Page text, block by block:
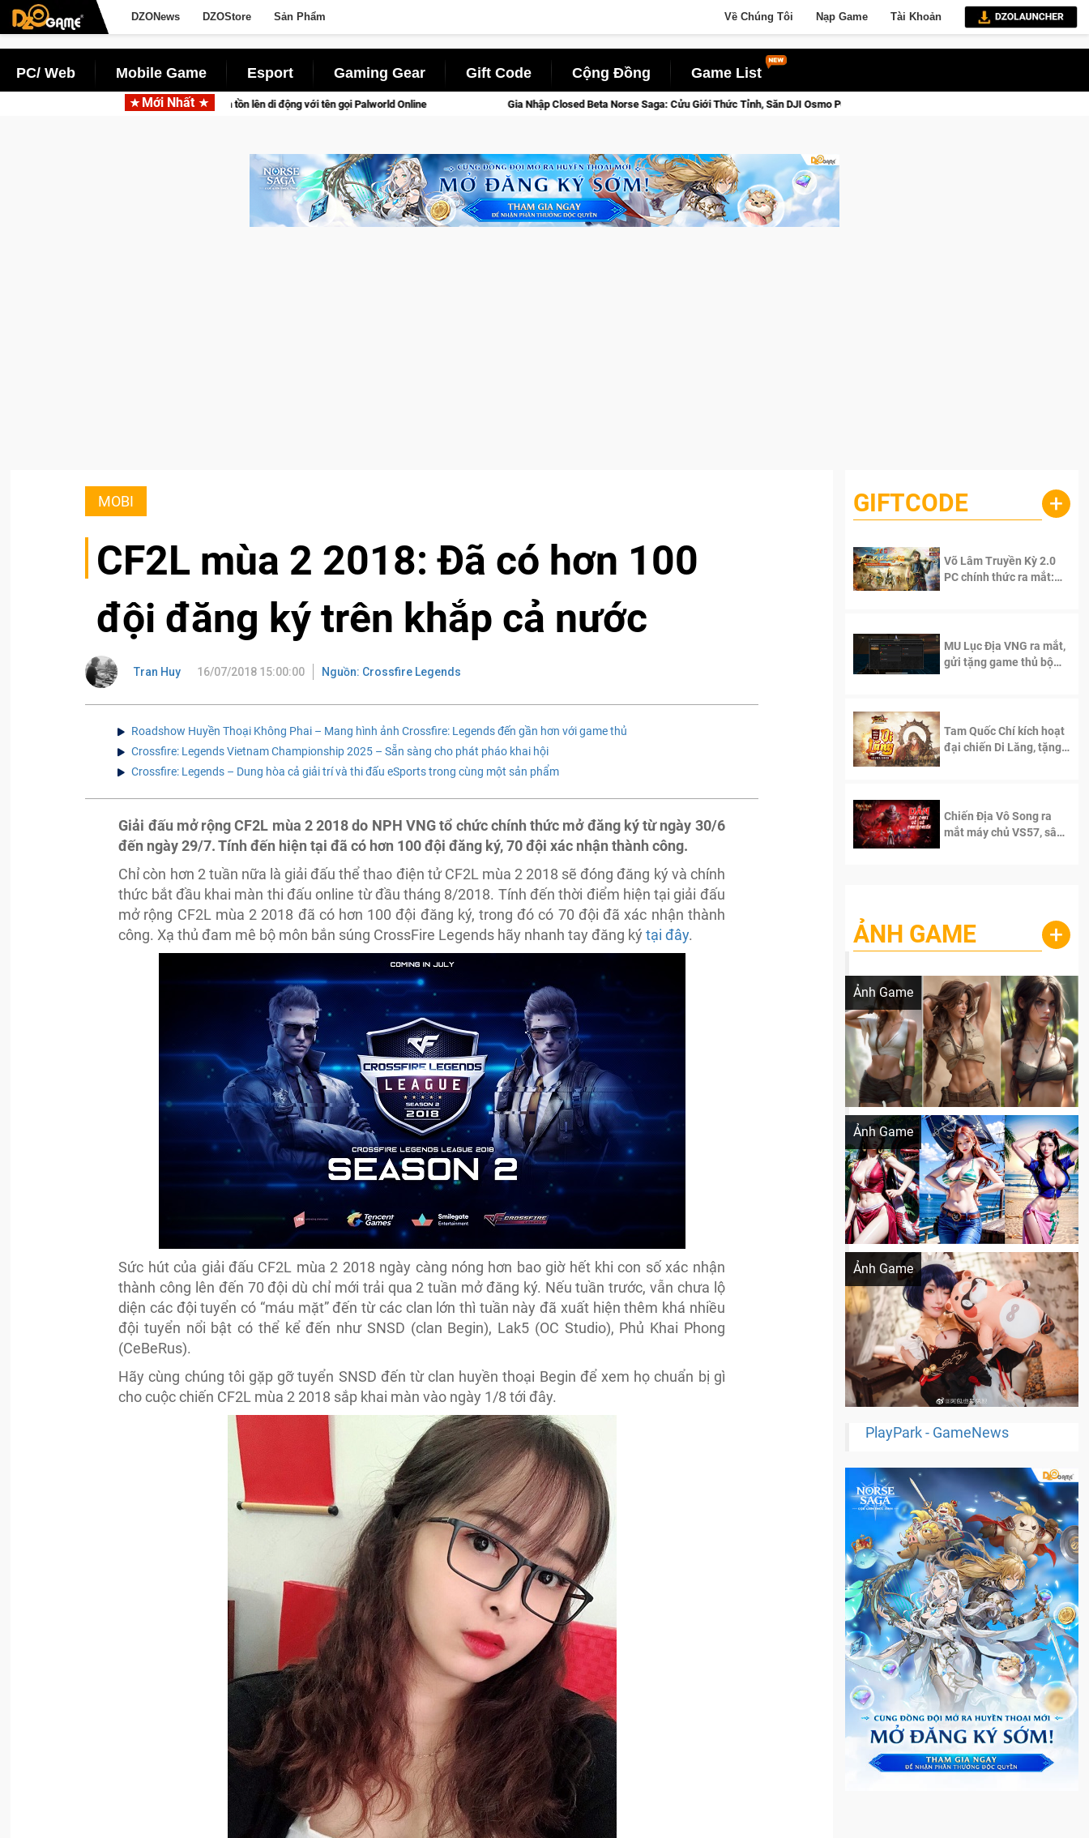
DZONews DZOStore Sản Phẩm Về Chúng Tôi Nạp Game Tài Khoản
PC/ Web Mobile Game Esport Gaming Gear Gift Code Cộng Đồng Game List
Mới Nhất
săn thú sinh tồn lên di động với tên gọi Palworld Online Gia Nhập Closed Beta Norse Saga: Cửu Giới Thức Tỉnh, Săn DJI Osmo Pocket 3 Ngay Hôm Nay
MOBI
CF2L mùa 2 2018: Đã có hơn 100
đội đăng ký trên khắp cả nước
Tran Huy 16/07/2018 15:00:00 Nguồn: Crossfire Legends
Roadshow Huyền Thoại Không Phai – Mang hình ảnh Crossfire: Legends đến gần hơn với game thủ
Crossfire: Legends Vietnam Championship 2025 – Sẵn sàng cho phát pháo khai hội
Crossfire: Legends – Dung hòa cả giải trí và thi đấu eSports trong cùng một sản phẩm
Giải đấu mở rộng CF2L mùa 2 2018 do NPH VNG tổ chức chính thức mở đăng ký từ ngày 30/6
đến ngày 29/7. Tính đến hiện tại đã có hơn 100 đội đăng ký, 70 đội xác nhận thành công.
Chỉ còn hơn 2 tuần nữa là giải đấu thể thao điện tử CF2L mùa 2 2018 sẽ đóng đăng ký và chính
thức bắt đầu khai màn thi đấu online từ đầu tháng 8/2018. Tính đến thời điểm hiện tại giải đấu
mở rộng CF2L mùa 2 2018 đã có hơn 100 đội đăng ký, trong đó có 70 đội đã xác nhận thành
công. Xạ thủ đam mê bộ môn bắn súng CrossFire Legends hãy nhanh tay đăng kýtại đây.
Sức hút của giải đấu CF2L mùa 2 2018 ngày càng nóng hơn bao giờ hết khi con số xác nhận
thành công lên đến 70 đội dù chỉ mới trải qua 2 tuần mở đăng ký. Nếu tuần trước, vẫn chưa lộ
diện các đội tuyển có “máu mặt” đến từ các clan lớn thì tuần này đã xuất hiện thêm khá nhiều
đội tuyển nổi bật có thể kể đến như SNSD (clan Begin), Lak5 (OC Studio), Phủ Khai Phong
(CeBeRus).
Hãy cùng chúng tôi gặp gỡ tuyển SNSD đến từ clan huyền thoại Begin để xem họ chuẩn bị gì
cho cuộc chiến CF2L mùa 2 2018 sắp khai màn vào ngày 1/8 tới đây.
GIFTCODE +
Võ Lâm Truyền Kỳ 2.0
PC chính thức ra mắt:
MU Lục Địa VNG ra mắt,
gửi tặng game thủ bộ
Tam Quốc Chí kích hoạt
đại chiến Di Lăng, tặng
Chiến Địa Vô Song ra
mắt máy chủ VS57, sân
ẢNH GAME +
Ảnh Game
Lala Croft vừa nóng vừa xinh dưới nét vẽ
Ảnh Game
Khi AI Cosplay gái đẹp One Piece
Ảnh Game
Cosplay Xiangling siêu cute
PlayPark - GameNews